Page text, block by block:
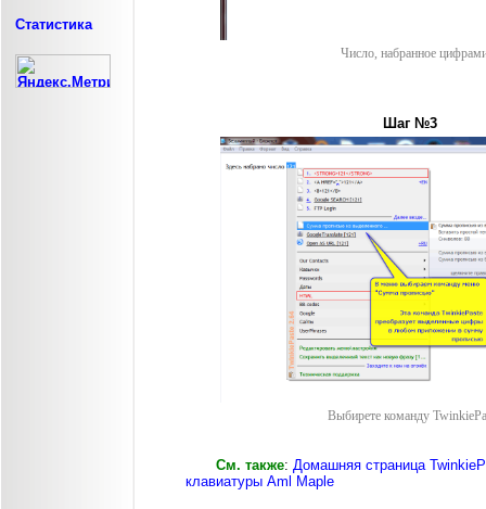
Статистика
Число, набранное
Шаг №3
Выбирете команду
См. также: Домашняя страница
клавиатуры Aml Maple